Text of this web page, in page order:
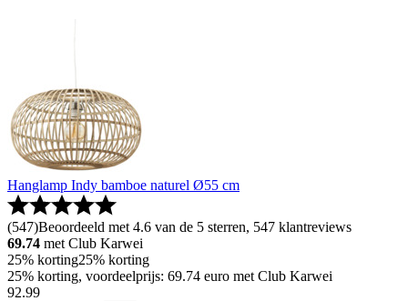
Hanglamp Indy bamboe naturel Ø55 cm
(547)Beoordeeld met 4.6 van de 5 sterren, 547 klantreviews
69.74 met Club Karwei
25% korting25% korting
25% korting, voordeelprijs: 69.74 euro met Club Karwei
92.99